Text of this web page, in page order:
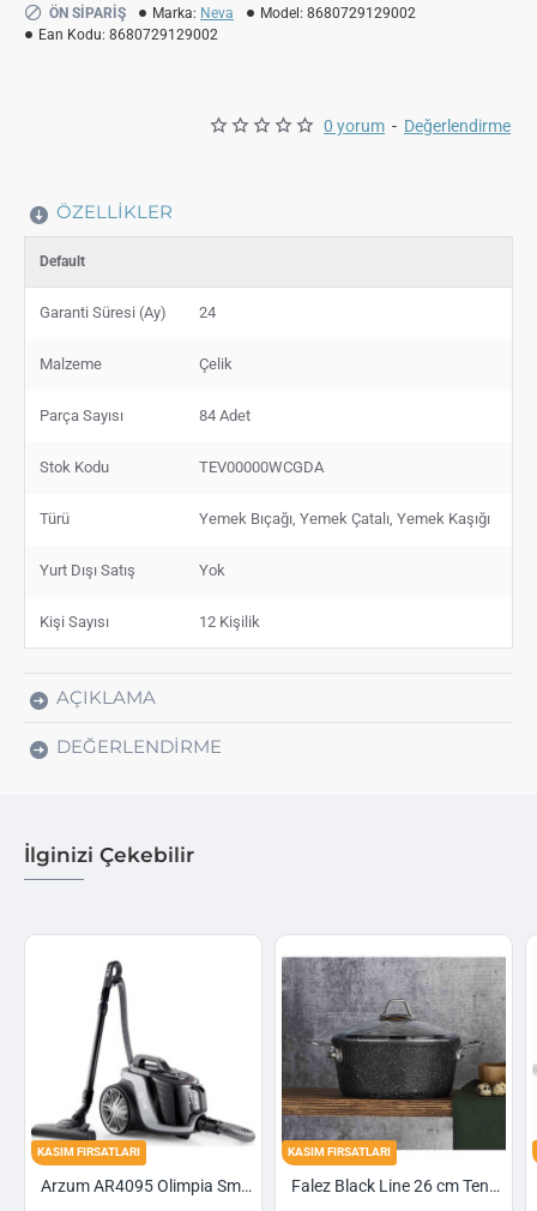
0 yorum - Değerlendirme
ÖN SIPARIŞ Marka: Neva Model: 8680729129002
Ean Kodu: 8680729129002
ÖZELLIKLER
Default
Garanti Süresi (Ay) 24
Malzeme Çelik
Parça Sayısı 84 Adet
Stok Kodu TEV00000WCGDA
Türü Yemek Bıçağı, Yemek Çatalı, Yemek Kaşığı
Yurt Dışı Satış Yok
Kişi Sayısı 12 Kişilik
AÇIKLAMA
DEĞERLENDIRME
İlginizi Çekebilir
Arzum AR4095 Olimpia Smart Cyclone Filtreli Süpürge - Füme
KASIM FIRSATLARI
Falez Black Line 26 cm Tencere
KASIM